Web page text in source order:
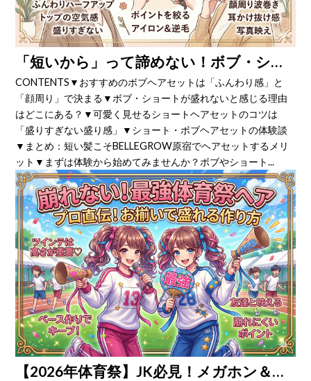
「短いから」って諦めない！ボブ・ショートでも激変する「盛りヘアセット」の秘密
CONTENTS▼おすすめのボブヘアセットは「ふんわり感」と
「顔周り」で決まる▼ボブ・ショートが盛れないと感じる理由
はどこにある？▼可愛く見せるショートヘアセットのコツは
「盛りすぎない盛り感」▼ショート・ボブヘアセットの体験談
▼まとめ：短い髪こそBELLEGROW原宿でヘアセットするメリ
ット▼まずは体験から始めてみませんか？ボブやショート...
【2026年体育祭】JK必見！メガホン＆うちわに映える崩れにくい「最強お揃いヘア」特集